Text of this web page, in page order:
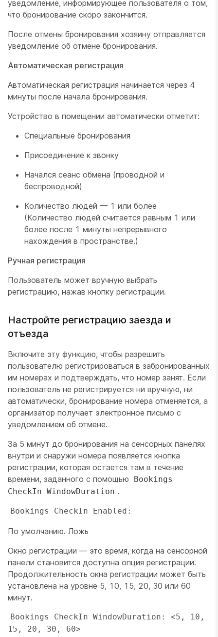
уведомление, информирующее пользователя о том,
что бронирование скоро закончится.
После отмены бронирования хозяину отправляется
уведомление об отмене бронирования.
Автоматическая регистрация
Автоматическая регистрация начинается через 4
минуты после начала бронирования.
Устройство в помещении автоматически отметит:
Специальные бронирования
Присоединение к звонку
Начался сеанс обмена (проводной и
беспроводной)
Количество людей — 1 или более
(Количество людей считается равным 1 или
более после 1 минуты непрерывного
нахождения в пространстве.)
Ручная регистрация
Пользователь может вручную выбрать
регистрацию, нажав кнопку регистрации.
Настройте регистрацию заезда и
отъезда
Включите эту функцию, чтобы разрешить
пользователю регистрироваться в забронированных
им номерах и подтверждать, что номер занят. Если
пользователь не регистрируется ни вручную, ни
автоматически, бронирование номера отменяется, а
организатор получает электронное письмо с
уведомлением об отмене.
За 5 минут до бронирования на сенсорных панелях
внутри и снаружи номера появляется кнопка
регистрации, которая остается там в течение
времени, заданного с помощью
Bookings
CheckIn WindowDuration .
Bookings CheckIn Enabled:
По умолчанию. Ложь
Окно регистрации — это время, когда на сенсорной
панели становится доступна опция регистрации.
Продолжительность окна регистрации может быть
установлена на уровне 5, 10, 15, 20, 30 или 60
минут.
Bookings CheckIn WindowDuration: <5, 10,
15, 20, 30, 60>